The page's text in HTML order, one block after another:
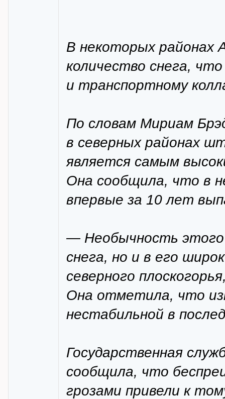
В некоторых районах
количество снега,
и транспортному
По словам Мириам
в северных районах
является самым
Она сообщила, что в
впервые за 10 лет
— Необычность этого
снега, но и в его
северного
Она отметила, что
нестабильной в
Государственная
сообщила, что
грозами привели к